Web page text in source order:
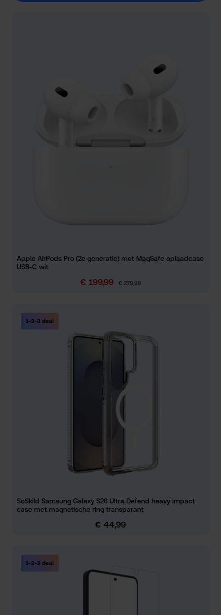
Apple AirPods Pro (2e generatie) met MagSafe oplaadcase
USB-C wit
Verkoopprijs:
€ 199,99 Normale prijs:
€ 279,99
1-2-3 deal
SoSkild Samsung Galaxy S26 Ultra Defend heavy impact
case met magnetische ring transparant
Normale prijs:
€ 44,99
1-2-3 deal